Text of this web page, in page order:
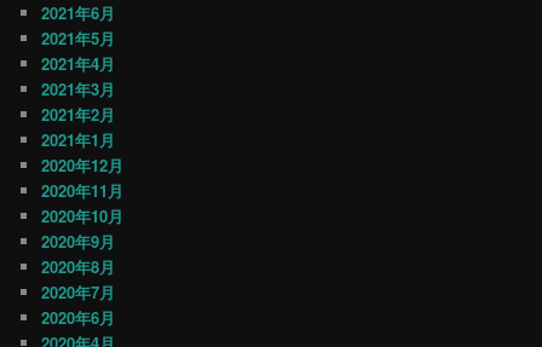
2021年6月
2021年5月
2021年4月
2021年3月
2021年2月
2021年1月
2020年12月
2020年11月
2020年10月
2020年9月
2020年8月
2020年7月
2020年6月